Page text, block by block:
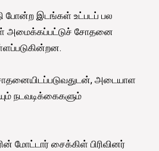
போன்ற இடங்கள் உட்படப் பல
அமைக்கப்பட்டுச் சோதனை
அடையாள
நடவடிக்கைகளும்
மோட்டார் சைக்கிள் பிரிவினர்